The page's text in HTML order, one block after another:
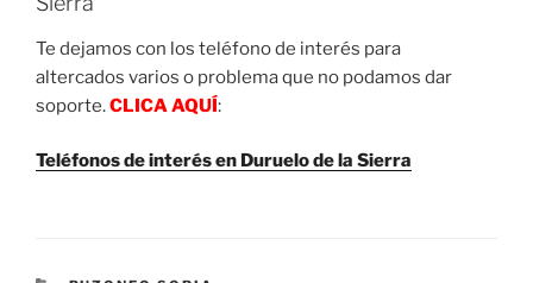
Te dejamos con los teléfono de interés para
altercados varios o problema que no podamos dar
soporte.CLICA AQUÍ:
Teléfonos de interés en Duruelo de la Sierra